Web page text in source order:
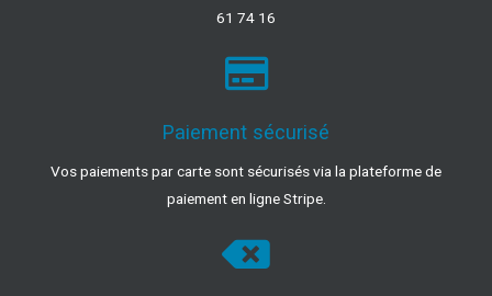
61 74 16
Paiement sécurisé
Vos paiements par carte sont sécurisés via la plateforme de
paiement en ligne Stripe.